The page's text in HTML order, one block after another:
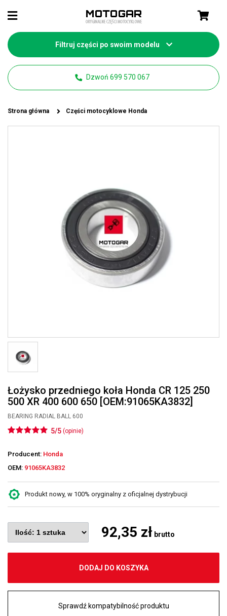
Filtruj części po swoim modelu
Dzwoń 699 570 067
Strona główna Części motocyklowe Honda
Łożysko przedniego koła Honda CR 125 250
500 XR 400 600 650 [OEM:91065KA3832]
BEARING RADIAL BALL 600
5/5 (opinie)
Producent: Honda
OEM: 91065KA3832
Produkt nowy, w 100% oryginalny z oficjalnej dystrybucji
92,35 zł brutto
DODAJ DO KOSZYKA
Sprawdź kompatybilność produktu